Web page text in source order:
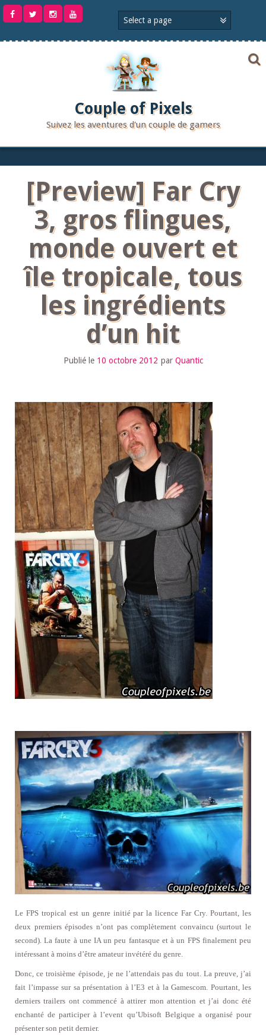
Aller
Couple of Pixels
Suivez les aventures d'un couple de gamers
[Preview] Far Cry
3, gros flingues,
monde ouvert et
île tropicale, tous
les ingrédients
d’un hit
Publié le 10 octobre 2012 par Quantic
Le FPS tropical est un genre initié par la licence Far Cry. Pourtant, les
deux premiers épisodes n’ont pas complètement convaincu (surtout le
second). La faute à une IA un peu fantasque et à un FPS finalement peu
intéressant à moins d’être amateur invétéré du genre.
Donc, ce troisième épisode, je ne l’attendais pas du tout. La preuve, j’ai
fait l’impasse sur sa présentation à l’E3 et à la Gamescom. Pourtant, les
derniers trailers ont commencé à attirer mon attention et j’ai donc été
enchanté de participer à l’event qu’Ubisoft Belgique a organisé pour
présenter son petit dernier.